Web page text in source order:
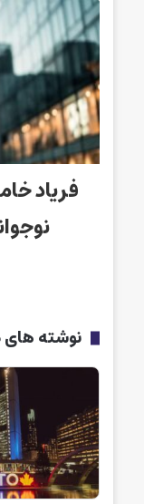
فریاد
نوشته های